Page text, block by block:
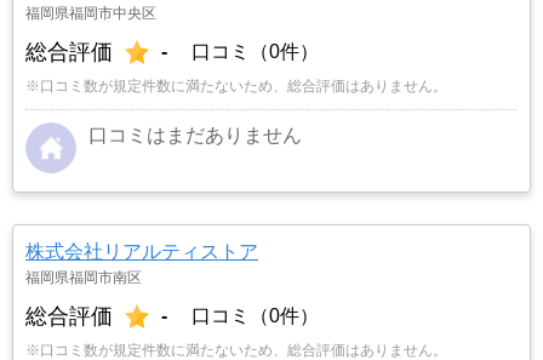
福岡県福岡市中央区
総合評価 - 口コミ（0件）
※口コミ数が規定件数に満たないため、総合評価はありません。
口コミはまだありません
株式会社リアルティストア
福岡県福岡市南区
総合評価 - 口コミ（0件）
※口コミ数が規定件数に満たないため、総合評価はありません。